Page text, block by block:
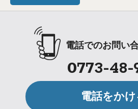
電話でのお問い
0773-48-
電話をかけ